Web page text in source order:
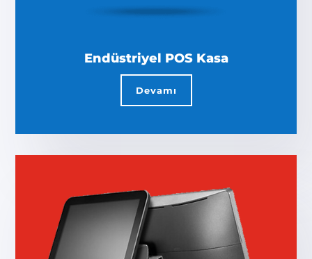
Endüstriyel POS Kasa
Devamı